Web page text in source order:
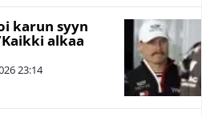
karun syyn
alkaa
23:14